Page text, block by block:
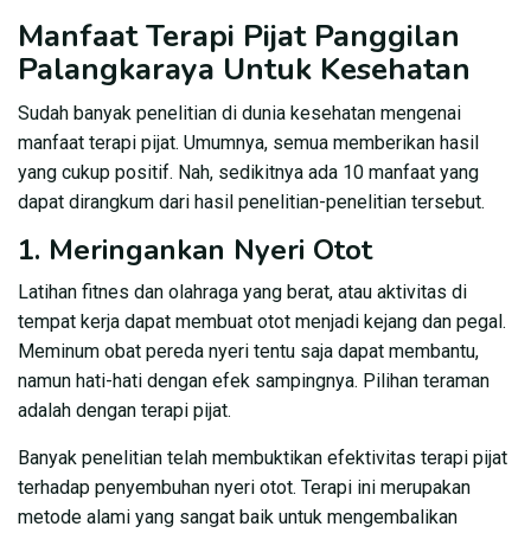
Manfaat Terapi Pijat Panggilan
Palangkaraya Untuk Kesehatan
Sudah banyak penelitian di dunia kesehatan mengenai
manfaat terapi pijat. Umumnya, semua memberikan hasil
yang cukup positif. Nah, sedikitnya ada 10 manfaat yang
dapat dirangkum dari hasil penelitian-penelitian tersebut.
1. Meringankan Nyeri Otot
Latihan fitnes dan olahraga yang berat, atau aktivitas di
tempat kerja dapat membuat otot menjadi kejang dan pegal.
Meminum obat pereda nyeri tentu saja dapat membantu,
namun hati-hati dengan efek sampingnya. Pilihan teraman
adalah dengan terapi pijat.
Banyak penelitian telah membuktikan efektivitas terapi pijat
terhadap penyembuhan nyeri otot. Terapi ini merupakan
metode alami yang sangat baik untuk mengembalikan